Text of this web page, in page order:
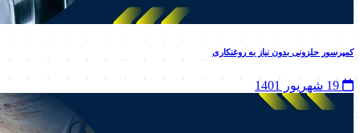
کمپرسور حلزونی بدون نیاز به روغنکاری